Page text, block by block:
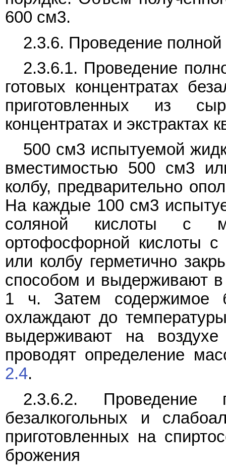
600 см3.
2.3.6. Проведение полной
2.3.6.1. Проведение
готовых концентратах
приготовленных из
концентратах и экстрактах
500 см3 испытуемой
вместимостью 500 см3
колбу, предварительно
На каждые 100 см3
соляной кислоты с
ортофосфорной кислоты
или колбу герметично
способом и выдерживают
1 ч. Затем содержимое
охлаждают до
выдерживают на
проводят определение
2.4.
2.3.6.2.
безалкогольных и
приготовленных на
брожения